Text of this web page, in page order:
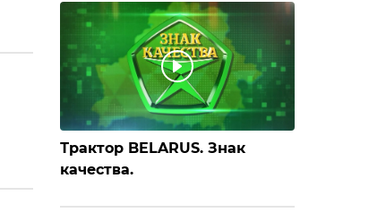
Трактор BELARUS. Знак
качества.